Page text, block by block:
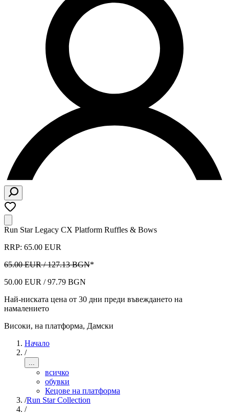
Run Star Legacy CX Platform Ruffles & Bows
RRP: 65.00 EUR
65.00 EUR / 127.13 BGN*
50.00 EUR / 97.79 BGN
Най-ниската цена от 30 дни преди въвеждането на
намалението
Високи, на платформа, Дамски
Начало
/
...
всичко
обувки
Кецове на платформа
/Run Star Collection
/